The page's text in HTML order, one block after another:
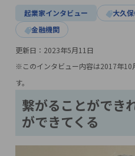
起業家インタビュー 大久
金融機関
更新日： 2023年5月11日
※このインタビュー内容は2017年10
す。
繋がることができ
ができてくる